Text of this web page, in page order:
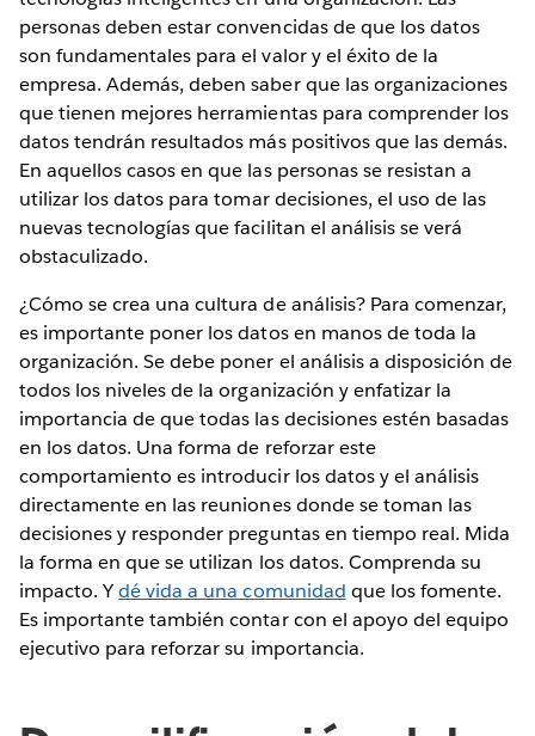
personas deben estar convencidas de que los datos
son fundamentales para el valor y el éxito de la
empresa. Además, deben saber que las organizaciones
que tienen mejores herramientas para comprender los
datos tendrán resultados más positivos que las demás.
En aquellos casos en que las personas se resistan a
utilizar los datos para tomar decisiones, el uso de las
nuevas tecnologías que facilitan el análisis se verá
obstaculizado.
¿Cómo se crea una cultura de análisis? Para comenzar,
es importante poner los datos en manos de toda la
organización. Se debe poner el análisis a disposición de
todos los niveles de la organización y enfatizar la
importancia de que todas las decisiones estén basadas
en los datos. Una forma de reforzar este
comportamiento es introducir los datos y el análisis
directamente en las reuniones donde se toman las
decisiones y responder preguntas en tiempo real. Mida
la forma en que se utilizan los datos. Comprenda su
impacto. Ydé vida a una comunidad que los fomente.
Es importante también contar con el apoyo del equipo
ejecutivo para reforzar su importancia.